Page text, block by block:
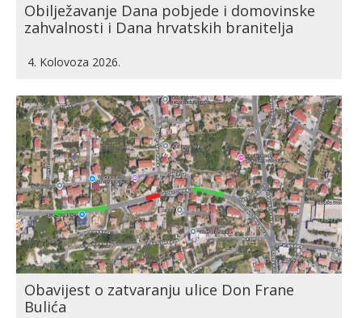
Obilježavanje Dana pobjede i domovinske
zahvalnosti i Dana hrvatskih branitelja
4. Kolovoza 2026.
Obavijest o zatvaranju ulice Don Frane
Bulića